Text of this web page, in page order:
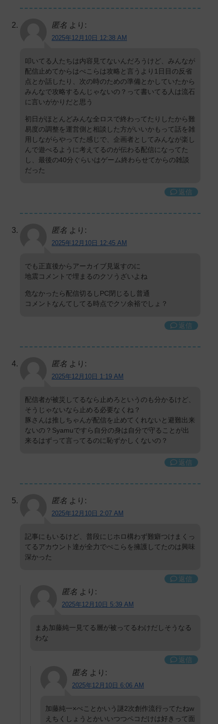
匿名 より:
2025年12月10日 12:38 AM
叩いてる人たちは内容見てないんだろうけど、みんなが
配信止めてからはぺこらは攻略と言うより1日目の反省
点とか話したり、次の時のための準備とかしていたから
みんなで攻略するんじゃないの？って書いてる人は流石
に言いがかりだと思う
初日がほとんどみんな全ロスで終わってたりしたから難
易度の調整を運営側と相談した方がいいかもって話を雑
用しながらやってた感じで、企画者としてみんなが楽し
んで遊べるように考えてるのが伝わる配信になってた
し、最後の40分ぐらいはゲーム終わらせてからの雑談
だった
返信
匿名 より:
2025年12月10日 12:45 AM
でも正直後からアーカイブ見返すのに
地震コメントで埋まるのクソうざいよね
危なかったら配信切るしPC閉じるし普通
コメントなんてしてる時点でクソ余裕でしょ？
返信
匿名 より:
2025年12月10日 1:19 AM
配信者が被災してるなら止めろというのも分かるけど、
そうじゃないなら止める必要なくね？
豚さんは推しちゃんが配信を止めてくれないと避難出来
ないの？Syamuですら自分の身は自分で守ることが出
来るはずって言ってるのに恥ずかしくないの？
返信
匿名 より:
2025年12月10日 2:07 AM
記事にもいるけど、普段にじホロ構わず難癖つけまくっ
てるアカウント達が全力でぺこらを擁護してたのは興味
深かった
返信
匿名 より:
2025年12月10日 5:39 AM
まあ加藤純一見てる層が被ってるわけだしそうなる
わな
返信
匿名 より:
2025年12月10日 6:06 AM
加藤純一×ぺことかいう謎2次創作流行ってたねw
えちくしょうとかいいつつペコだけは好きって面